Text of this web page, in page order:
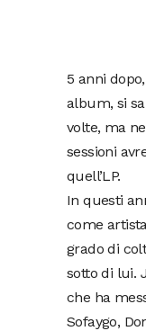
5 anni
album, si
volte, ma
sessioni
quell’LP.
In questi
come
grado di
sotto di lui.
che ha
Sofaygo,